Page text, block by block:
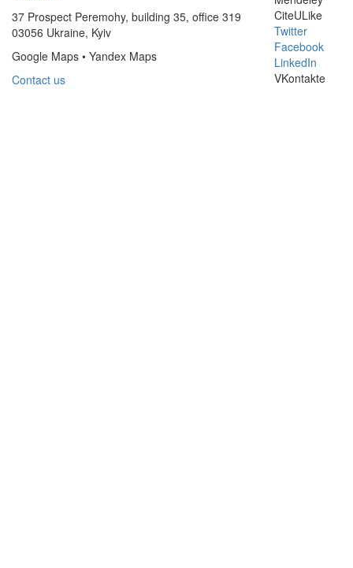
37 Prospect Peremohy, building 35, office 319
03056 Ukraine, Kyiv
Google Maps • Yandex Maps
Contact us
CiteULike
Twitter
Facebook
LinkedIn
VKontakte